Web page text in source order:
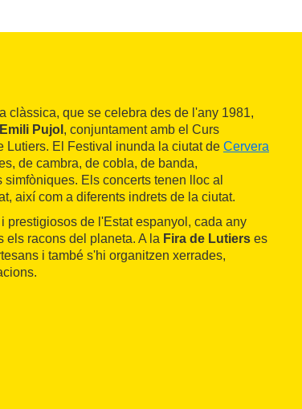
clàssica, que se celebra des de l'any 1981,
Pujol , conjuntament amb el Curs
Lutiers. El Festival inunda la ciutat de Cervera
de cambra, de cobla, de banda,
Els concerts tenen lloc al
així com a diferents indrets de la ciutat.
prestigiosos de l'Estat espanyol, cada any
els racons del planeta. A la Fira de Lutiers es
i també s'hi organitzen xerrades,